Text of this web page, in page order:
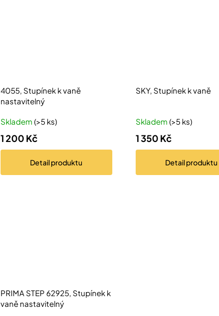
4055, Stupínek k vaně
nastavitelný
Skladem(>5 ks)
1 200 Kč
Detailproduktu
SKY, Stupínek k vaně
Skladem(>5 ks)
1 350 Kč
Detailproduktu
PRIMA STEP 62925, Stupínek k
vaně nastavitelný